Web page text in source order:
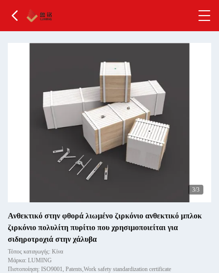
3/3
Ανθεκτικό στην φθορά λιωμένο ζιρκόνιο ανθεκτικό μπλοκ
ζιρκόνιο πολυλίτη πυρίτιο που χρησιμοποιείται για
σιδηροτροχιά στην χάλυβα
Τόπος καταγωγής: Κίνα
Μάρκα: LUMING
Πιστοποίηση: ISO9001, Patents,Work safety standardization certificate